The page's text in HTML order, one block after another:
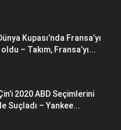
Kupası’nda Fransa’yı
– Takım, Fransa’yı...
2020 ABD Seçimlerini
Suçladı – Yankee...